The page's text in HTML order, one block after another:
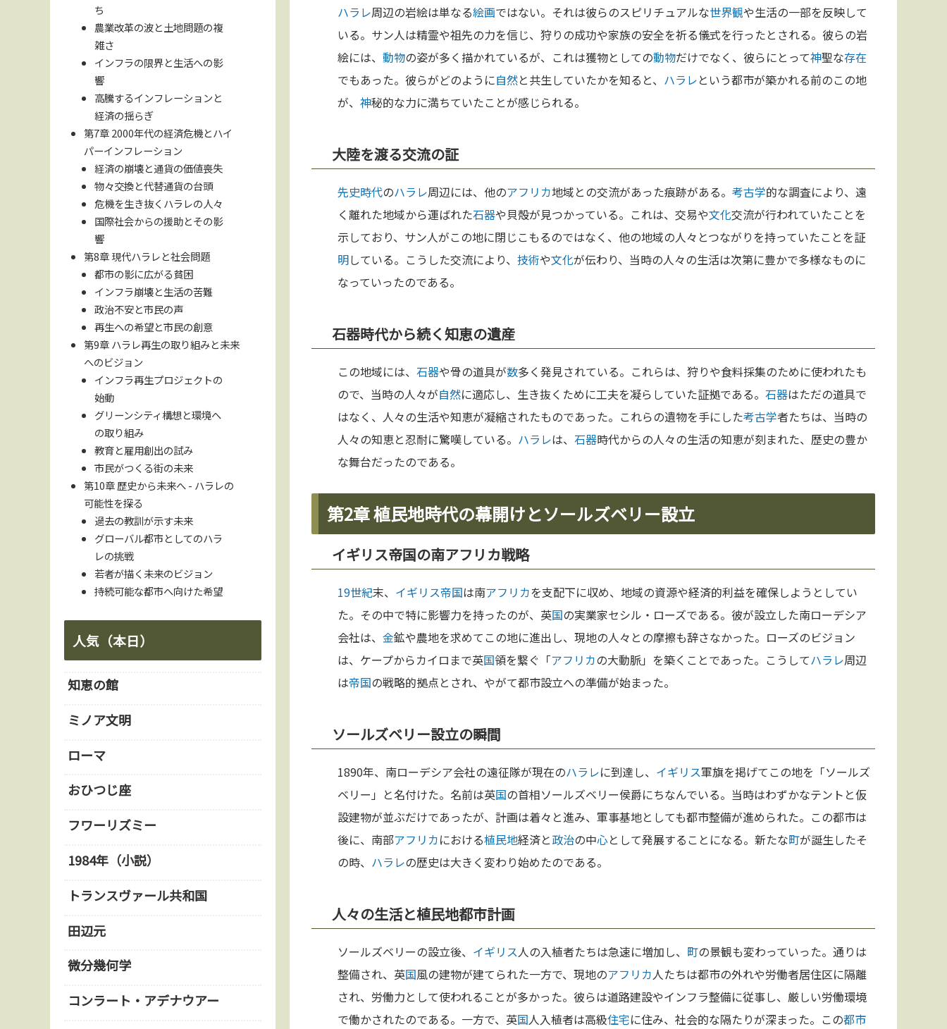
ハラレ周辺の岩絵は単なる絵画ではない。それは彼らのスピリチュアルな世界観や生活の一部を反映して
いる。サン人は精霊や祖先の力を信じ、狩りの成功や家族の安全を祈る儀式を行ったとされる。彼らの岩
絵には、 動物の姿が多く描かれているが、これは獲物としての動物だけでなく、彼らにとって神聖な存在
でもあった。彼らがどのように自然と共生していたかを知ると、 ハラレという都市が築かれる前のこの地
が、 神秘的な力に満ちていたことが感じられる。
大陸を渡る交流の証
先史時代のハラレ周辺には、他のアフリカ地域との交流があった痕跡がある。 考古学的な調査により、遠
く離れた地域から運ばれた石器や貝殻が見つかっている。これは、交易や文化交流が行われていたことを
示しており、サン人がこの地に閉じこもるのではなく、他の地域の人々とつながりを持っていたことを証
明している。こうした交流により、 技術や文化が伝わり、当時の人々の生活は次第に豊かで多様なものに
なっていったのである。
石器時代から続く知恵の遺産
この地域には、 石器や骨の道具が数多く発見されている。これらは、狩りや食料採集のために使われたも
ので、当時の人々が自然に適応し、生き抜くために工夫を凝らしていた証拠である。 石器はただの道具で
はなく、人々の生活や知恵が凝縮されたものであった。これらの遺物を手にした考古学者たちは、当時の
人々の知恵と忍耐に驚嘆している。 ハラレは、 石器時代からの人々の生活の知恵が刻まれた、歴史の豊か
な舞台だったのである。
第2章 植民地時代の幕開けとソールズベリー設立
イギリス帝国の南アフリカ戦略
19世紀末、 イギリス帝国は南アフリカを支配下に収め、地域の資源や経済的利益を確保しようとしてい
た。その中で特に影響力を持ったのが、英国の実業家セシル・ローズである。彼が設立した南ローデシア
会社は、 金鉱や農地を求めてこの地に進出し、現地の人々との摩擦も辞さなかった。ローズのビジョン
は、ケープからカイロまで英国領を繋ぐ「アフリカの大動脈」を築くことであった。こうしてハラレ周辺
は帝国の戦略的拠点とされ、やがて都市設立への準備が始まった。
ソールズベリー設立の瞬間
1890年、南ローデシア会社の遠征隊が現在のハラレに到達し、 イギリス軍旗を掲げてこの地を「ソールズ
ベリー」と名付けた。名前は英国の首相ソールズベリー侯爵にちなんでいる。当時はわずかなテントと仮
設建物が並ぶだけであったが、計画は着々と進み、軍事基地としても都市整備が進められた。この都市は
後に、南部アフリカにおける植民地経済と政治の中心として発展することになる。新たな町が誕生したそ
の時、 ハラレの歴史は大きく変わり始めたのである。
人々の生活と植民地都市計画
ソールズベリーの設立後、 イギリス人の入植者たちは急速に増加し、 町の景観も変わっていった。通りは
整備され、英国風の建物が建てられた一方で、現地のアフリカ人たちは都市の外れや労働者居住区に隔離
され、労働力として使われることが多かった。彼らは道路建設やインフラ整備に従事し、厳しい労働環境
で働かされたのである。一方で、英国人入植者は高級住宅に住み、社会的な隔たりが深まった。この都市
ち
農業改革の波と土地問題の複
雑さ
インフラの限界と生活への影
響
高騰するインフレーションと
経済の揺らぎ
第7章 2000年代の経済危機とハイ
パーインフレーション
経済の崩壊と通貨の価値喪失
物々交換と代替通貨の台頭
危機を生き抜くハラレの人々
国際社会からの援助とその影
響
第8章 現代ハラレと社会問題
都市の影に広がる貧困
インフラ崩壊と生活の苦難
政治不安と市民の声
再生への希望と市民の創意
第9章 ハラレ再生の取り組みと未来
へのビジョン
インフラ再生プロジェクトの
始動
グリーンシティ構想と環境へ
の取り組み
教育と雇用創出の試み
市民がつくる街の未来
第10章 歴史から未来へ - ハラレの
可能性を探る
過去の教訓が示す未来
グローバル都市としてのハラ
レの挑戦
若者が描く未来のビジョン
持続可能な都市へ向けた希望
人気（本日）
知恵の館
ミノア文明
ローマ
おひつじ座
フワーリズミー
1984年（小説）
トランスヴァール共和国
田辺元
微分幾何学
コンラート・アデナウアー